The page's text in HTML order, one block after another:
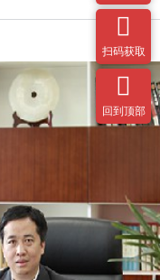

扫码获取

回到顶部